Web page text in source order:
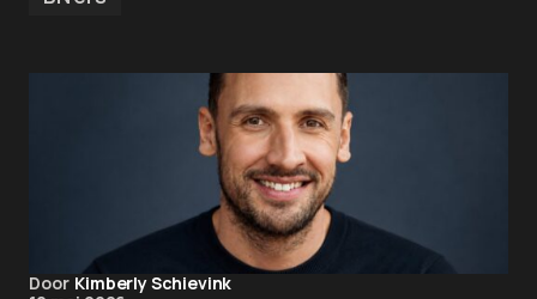
Door Kimberly Schievink